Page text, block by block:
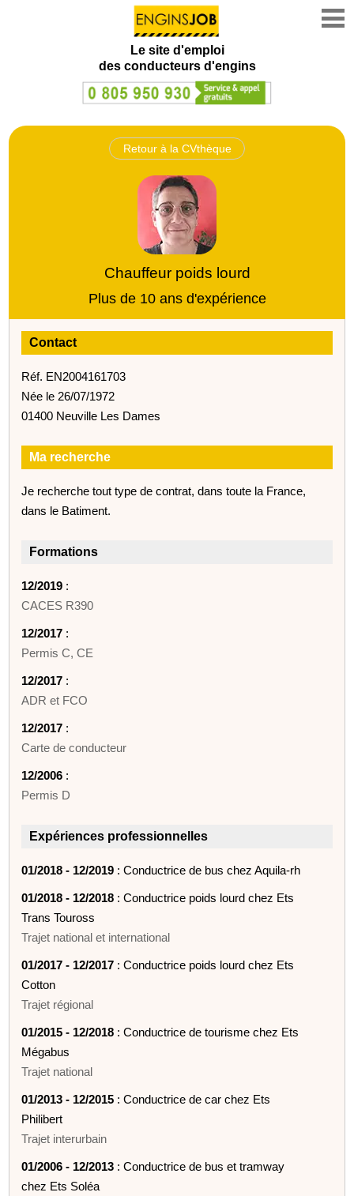
Le site d'emploi
des conducteurs d'engins
Retour à la CVthèque
Chauffeur poids lourd
Plus de 10 ans d'expérience
Contact
Réf. EN2004161703
Née le 26/07/1972
01400 Neuville Les Dames
Ma recherche
Je recherche tout type de contrat, dans toute la France,
dans le Batiment.
Formations
12/2019 :
CACES R390
12/2017 :
Permis C, CE
12/2017 :
ADR et FCO
12/2017 :
Carte de conducteur
12/2006 :
Permis D
Expériences professionnelles
01/2018 - 12/2019 : Conductrice de bus chez Aquila-rh
01/2018 - 12/2018 : Conductrice poids lourd chez Ets
Trans Touross
Trajet national et international
01/2017 - 12/2017 : Conductrice poids lourd chez Ets
Cotton
Trajet régional
01/2015 - 12/2018 : Conductrice de tourisme chez Ets
Mégabus
Trajet national
01/2013 - 12/2015 : Conductrice de car chez Ets
Philibert
Trajet interurbain
01/2006 - 12/2013 : Conductrice de bus et tramway
chez Ets Soléa